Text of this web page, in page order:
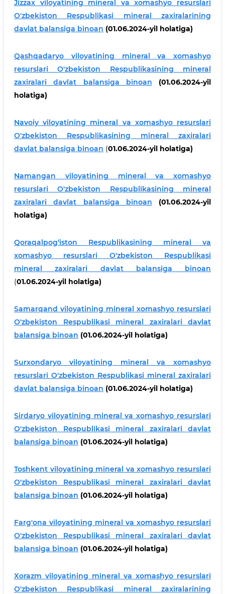
Jizzax viloyatining mineral va xomashyo resurslari
O'zbekiston Respublikasi mineral zaxiralarining
davlat balansiga binoan (01.06.2024-yil holatiga)
Qashqadaryо viloyatining mineral va xomashyo
resurslari O'zbekiston Respublikasining mineral
zaxiralari davlat balansiga binoan
(01.06.2024-yil
holatiga)
Navoiy viloyatining mineral va xomashyo resurslari
O'zbekiston Respublikasining mineral zaxiralari
davlat balansiga binoan (01.06.2024-yil holatiga)
Namangan viloyatining mineral va xomashyo
resurslari O'zbekiston Respublikasining mineral
zaxiralari davlat balansiga binoan
(01.06.2024-yil
holatiga)
Qoraqalpog‘iston Respublikasining mineral va
xomashyo resurslari O'zbekiston Respublikasi
mineral zaxiralari davlat balansiga binoan
(01.06.2024-yil holatiga)
Samarqand viloyatining mineral xomashyo resurslari
O'zbekiston Respublikasi mineral zaxiralari davlat
balansiga binoan (01.06.2024-yil holatiga)
Surxondaryo viloyatining mineral va xomashyo
resurslari O'zbekiston Respublikasi mineral zaxiralari
davlat balansiga binoan (01.06.2024-yil holatiga)
Sirdaryo viloyatining mineral va xomashyo resurslari
O'zbekiston Respublikasi mineral zaxiralari davlat
balansiga binoan (01.06.2024-yil holatiga)
Toshkent viloyatining mineral va xomashyo resurslari
O'zbekiston Respublikasi mineral zaxiralari davlat
balansiga binoan (01.06.2024-yil holatiga)
Farg'ona viloyatining mineral va xomashyo resurslari
O'zbekiston Respublikasi mineral zaxiralari davlat
balansiga binoan (01.06.2024-yil holatiga)
Xorazm viloyatining mineral va xomashyo resurslari
O'zbekiston Respublikasi mineral zaxiralarining